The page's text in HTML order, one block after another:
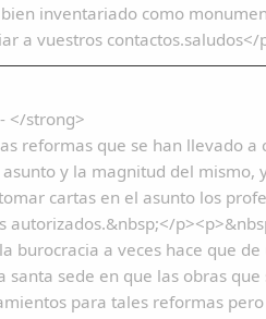
inventariado como
a vuestros contactos.saludos</
</strong>
reformas que se han llevado a
y la magnitud del mismo,
cartas en el asunto los
burocracia a veces hace que
sede en que las obras
para tales reformas